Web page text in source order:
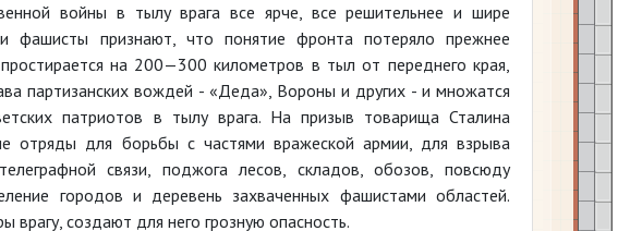
войны в тылу врага все ярче, все решительнее и шире
фашисты признают, что понятие фронта потеряло прежнее
на 200—300 километров в тыл от переднего края,
партизанских вождей - «Деда», Вороны и других - и множатся
патриотов в тылу врага. На призыв товарища Сталина
отряды для борьбы с частями вражеской армии, для взрыва
связи, поджога лесов, складов, обозов, повсюду
городов и деревень захваченных фашистами областей.
врагу, создают для него грозную опасность.